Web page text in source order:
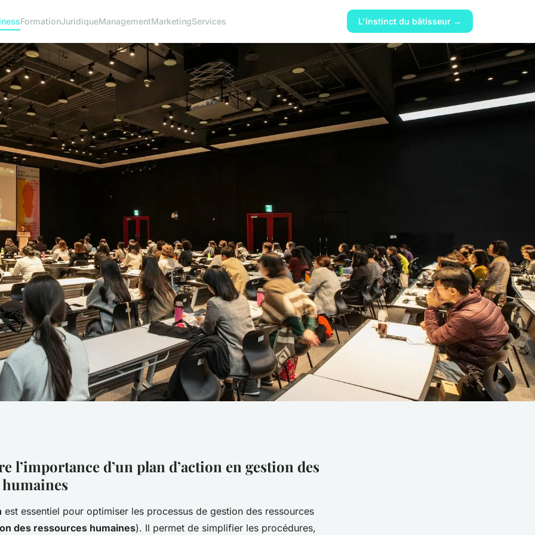
FormationJuridiqueManagementMarketingServices L'instinct du bâtisseur →
d"action
des ressources
l’importance d’un plan d’action en gestion des
est essentiel pour optimiser les processus de gestion des ressources
des ressources humaines). Il permet de simplifier les procédures,